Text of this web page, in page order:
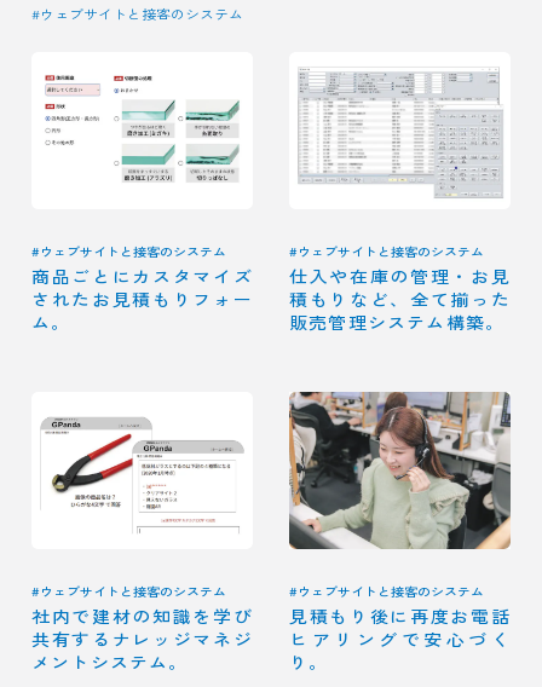
#ウェブサイトと接客のシステム
#ウェブサイトと接客のシステム
商品ごとにカスタマイズ
されたお見積もりフォー
ム。
#ウェブサイトと接客のシステム
仕入や在庫の管理・お見
積もりなど、全て揃った
販売管理システム構築。
#ウェブサイトと接客のシステム
社内で建材の知識を学び
共有するナレッジマネジ
メントシステム。
#ウェブサイトと接客のシステム
見積もり後に再度お電話
ヒアリングで安心づく
り。